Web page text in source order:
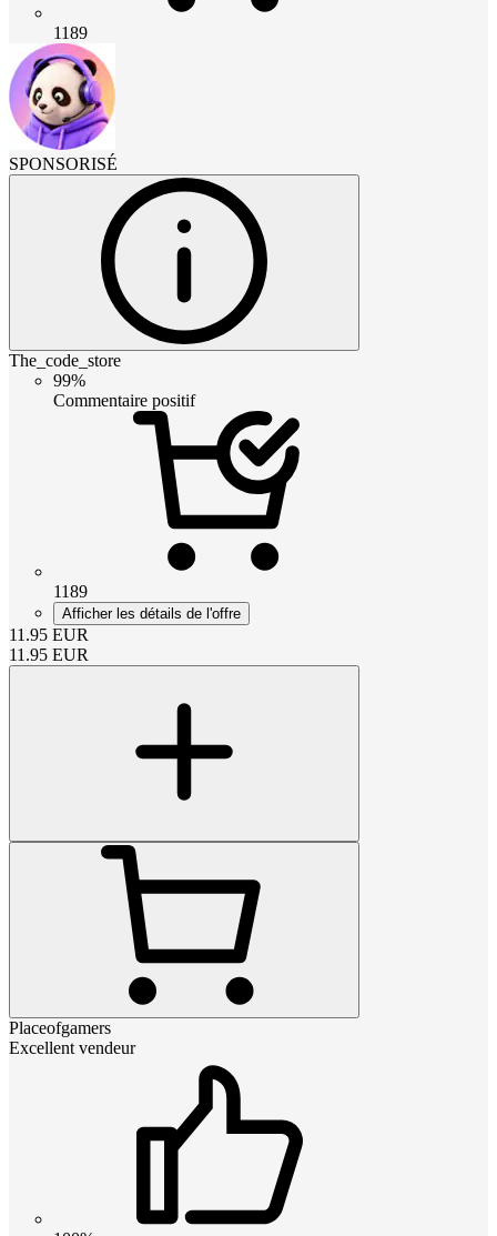
1189
SPONSORISÉ
The_code_store
99%
Commentaire positif
1189
Afficher les détails de l'offre
11.95 EUR
11.95 EUR
Placeofgamers
Excellent vendeur